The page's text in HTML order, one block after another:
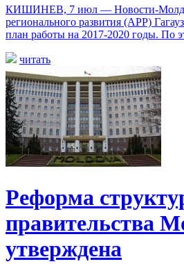
КИШИНЕВ, 7 июл — Новости-
регионального развития (АРР)
план работы на 2017-2020 годы. По
читать
Реформа
правительства
утверждена